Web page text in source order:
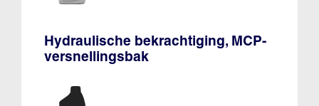
Hydraulische bekrachtiging, MCP-
versnellingsbak